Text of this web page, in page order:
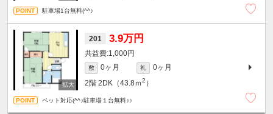
駐車場1台無料(^^♪
201 3.9万円
1,000円
敷 0ヶ月 礼
0ヶ月
2階 2DK（43.8ｍ2 ）
ペット対応(^^♪駐車場１台無料♪♪